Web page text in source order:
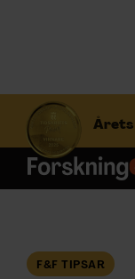
Årets
S
f
t
F&F TIPSAR